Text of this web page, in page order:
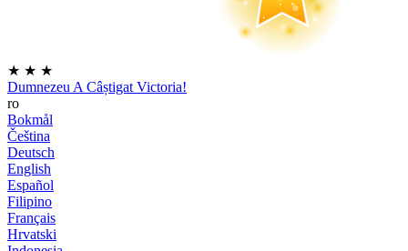
★ ★ ★
Dumnezeu A Câștigat Victoria!
ro
Bokmål
Čeština
Deutsch
English
Español
Filipino
Français
Hrvatski